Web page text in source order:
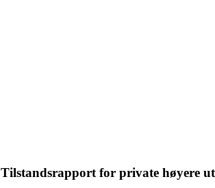
Tilstandsrapport for private høyere